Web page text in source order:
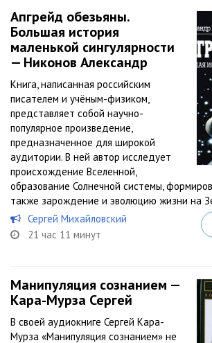
Апгрейд обезьяны.
Большая история
маленькой сингулярности
— Никонов Александр
Книга, написанная российским
писателем и учёным-физиком,
представляет собой научно-
популярное произведение,
предназначенное для широкой
аудитории. В ней автор исследует
происхождение Вселенной,
образование Солнечной системы,
также зарождение и эволюцию жизни на
Сергей Михайловский
21 час 11 минут
Манипуляция сознанием —
Кара-Мурза Сергей
В своей аудиокниге Сергей Кара-
Мурза «Манипуляция сознанием» не